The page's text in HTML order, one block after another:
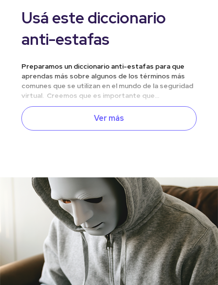
Usá este diccionario
anti-estafas
Preparamos un diccionario anti-estafas para que
aprendas más sobre algunos de los términos más
comunes que se utilizan en el mundo de la seguridad
virtual. Creemos que es importante que...
Ver más